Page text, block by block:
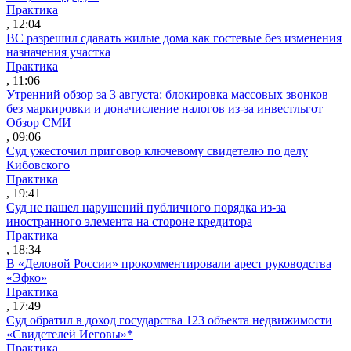
Практика
, 12:04
ВС разрешил сдавать жилые дома как гостевые без изменения
назначения участка
Практика
, 11:06
Утренний обзор за 3 августа: блокировка массовых звонков
без маркировки и доначисление налогов из-за инвестльгот
Обзор СМИ
, 09:06
Суд ужесточил приговор ключевому свидетелю по делу
Кибовского
Практика
, 19:41
Суд не нашел нарушений публичного порядка из-за
иностранного элемента на стороне кредитора
Практика
, 18:34
В «Деловой России» прокомментировали арест руководства
«Эфко»
Практика
, 17:49
Суд обратил в доход государства 123 объекта недвижимости
«Свидетелей Иеговы»*
Практика